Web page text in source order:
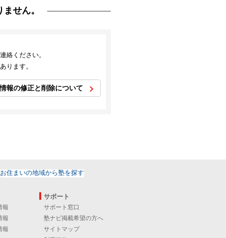
せん。
絡ください。
ります。
報の修正と削除について
報
報
報
サポート
サポート窓口
塾ナビ掲載希望の方へ
サイトマップ